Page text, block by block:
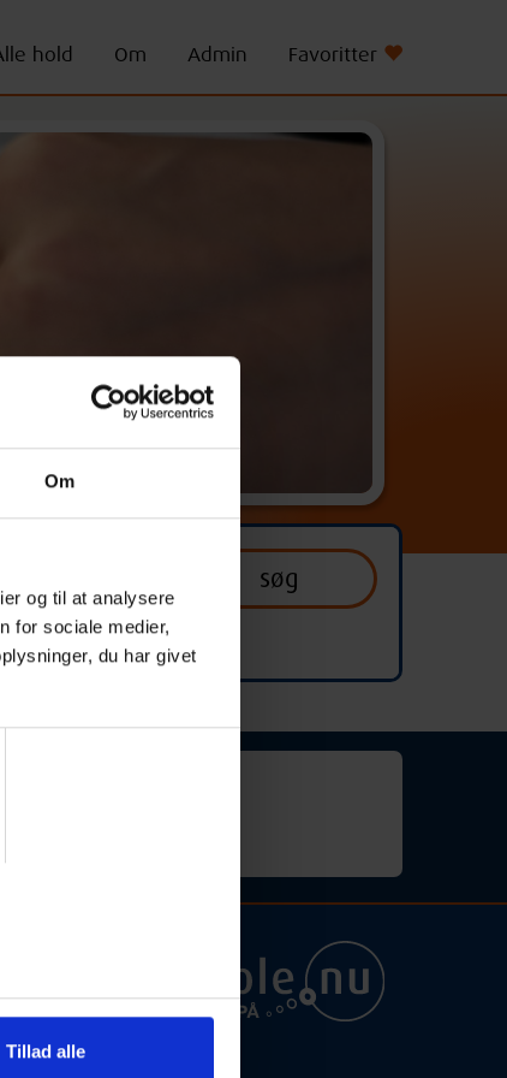
Om
og til at analysere
for sociale medier,
du har givet
Tillad alle
hold Om Admin Favoritter